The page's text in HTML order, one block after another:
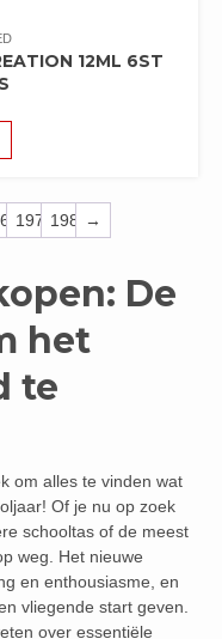
12ML 6ST
197 198 →
De
het
te
om alles te vinden wat
Of je nu op zoek
schooltas of de meest
weg. Het nieuwe
en enthousiasme, en
vliegende start geven.
over essentiële